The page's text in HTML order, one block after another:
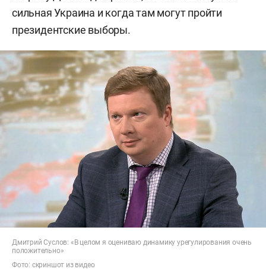
сильная Украина и когда там могут пройти
президентские выборы.
Дмитрий Суслов: «В целом я оцениваю динамику урегулирования очень
положительно»
Фото: скриншот из видео